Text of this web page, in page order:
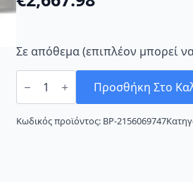
Σε απόθεμα (επιπλέον μπορεί
Fujitsu
ASYG36KMTA/AOYG36KMTA
Inverter
36000
Προσθήκη Στο
Κωδικός προϊόντος: BP-2156069747